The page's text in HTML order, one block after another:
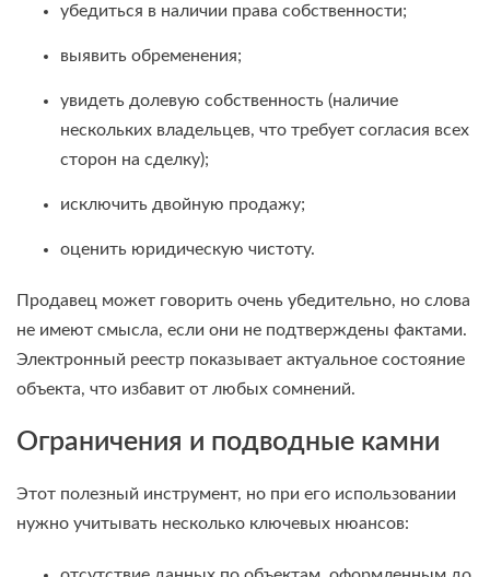
убедиться в наличии права собственности;
выявить обременения;
увидеть долевую собственность (наличие
нескольких владельцев, что требует согласия всех
сторон на сделку);
исключить двойную продажу;
оценить юридическую чистоту.
Продавец может говорить очень убедительно, но слова
не имеют смысла, если они не подтверждены фактами.
Электронный реестр показывает актуальное состояние
объекта, что избавит от любых сомнений.
Ограничения и подводные камни
Этот полезный инструмент, но при его использовании
нужно учитывать несколько ключевых нюансов: